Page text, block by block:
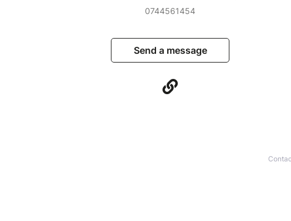
0744561454
Send a message